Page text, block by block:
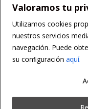
Valoramos tu
Utilizamos cookies
nuestros servicios
navegación. Puede
su conﬁguración aquí.